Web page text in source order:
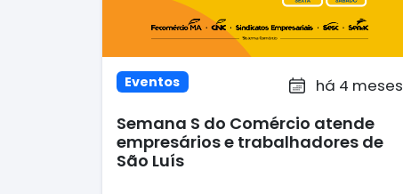
Eventos há 4 meses
Semana S do Comércio atende
empresários e trabalhadores de
São Luís